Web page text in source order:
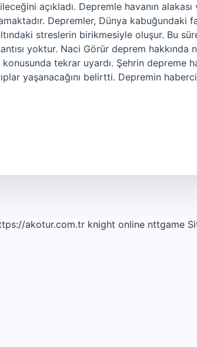
açıkladı. Depremle havanın alakası
Depremler, Dünya kabuğundaki
streslerin birikmesiyle oluşur. Bu
yoktur. Naci Görür deprem hakkında
tekrar uyardı. Şehrin depreme
yaşanacağını belirtti. Depremin
akotur.com.tr knight online nttgame